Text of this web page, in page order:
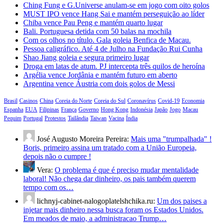
Ching Fung e G.Universe anulam-se em jogo com oito golos
MUST IPO vence Hang Sai e mantém perseguição ao líder
Chiba vence Pau Peng e mantém quarto lugar
Bali. Portuguesa detida com 50 balas na mochila
Com os olhos no título. Gala goleia Benfica de Macau.
Pessoa caligráfico. Até 4 de Julho na Fundação Rui Cunha
Shao Jiang goleia e segura primeiro lugar
Droga em latas de atum. PJ intercepta três quilos de heroína
Argélia vence Jordânia e mantém futuro em aberto
Argentina vence Áustria com dois golos de Messi
Brasil Casinos China Coreia do Norte Coreia do Sul Coronavírus Covid-19 Economia
Espanha EUA Filipinas França Governo Hong Kong Indonésia Japão Jogo Macau
Pequim Portugal Protestos Tailândia Taiwan Vacina Índia
José Augusto Moreira Pereira: Mais uma "trumpalhada" !
Boris, primeiro assina um tratado com a União Europeia,
depois não o cumpre !
Vera: O problema é que é preciso mudar mentalidade
laboral! Não chega dar dinheiro, os pais também querem
tempo com os…
lichnyj-cabinet-nalogoplatelshchika.ru: Um dos paises a
injetar mais dinheiro nessa busca foram os Estados Unidos.
Em meados de maio, a administracao Trump…